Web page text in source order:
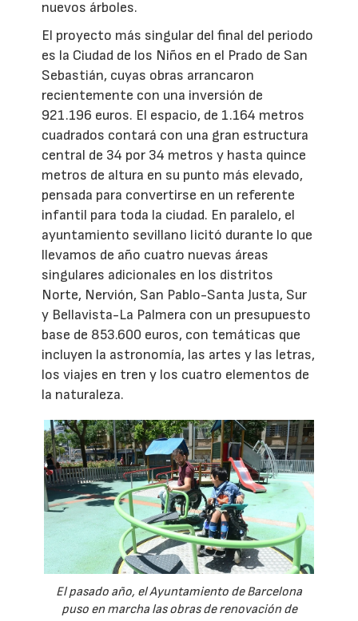
nuevos árboles.
El proyecto más singular del final del periodo
es la Ciudad de los Niños en el Prado de San
Sebastián, cuyas obras arrancaron
recientemente con una inversión de
921.196 euros. El espacio, de 1.164 metros
cuadrados contará con una gran estructura
central de 34 por 34 metros y hasta quince
metros de altura en su punto más elevado,
pensada para convertirse en un referente
infantil para toda la ciudad. En paralelo, el
ayuntamiento sevillano licitó durante lo que
llevamos de año cuatro nuevas áreas
singulares adicionales en los distritos
Norte, Nervión, San Pablo-Santa Justa, Sur
y Bellavista-La Palmera con un presupuesto
base de 853.600 euros, con temáticas que
incluyen la astronomía, las artes y las letras,
los viajes en tren y los cuatro elementos de
la naturaleza.
El pasado año, el Ayuntamiento de Barcelona
puso en marcha las obras de renovación de